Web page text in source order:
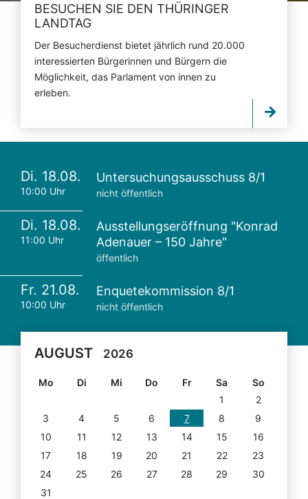
BESUCHEN SIE DEN THÜRINGER
LANDTAG
Der Besucherdienst bietet jährlich rund 20.000
interessierten Bürgerinnen und Bürgern die
Möglichkeit, das Parlament von innen zu
erleben.
Di. 18.08.
10:00 Uhr
Untersuchungsausschuss 8/1
nicht öffentlich
Di. 18.08.
11:00 Uhr
Ausstellungseröffnung "Konrad
Adenauer – 150 Jahre"
öffentlich
Fr. 21.08.
10:00 Uhr
Enquetekommission 8/1
nicht öffentlich
AUGUST 2026
Mo Di Mi Do Fr Sa
So
1
2
3
4 5 6 7 8
9
10
11 12 13 14 15
16
17
18 19 20 21 22
23
24
25 26 27 28 29
30
31